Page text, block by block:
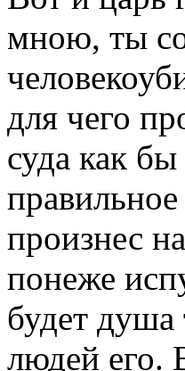
мною, ты
для чего
суда как
произнес
понеже
будет душа
людей его.